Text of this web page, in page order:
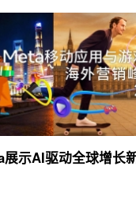
展示AI驱动全球增长